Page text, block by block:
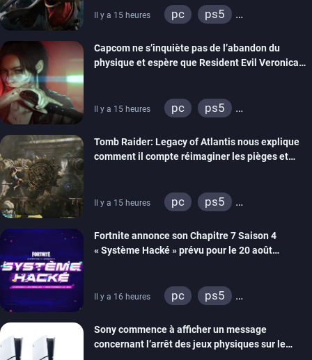
Il y a 15 heures pc
ps5
Capcom ne s’inquiète pas de l’abandon du
physique et espère que Resident Evil Veronica
Il y a 15 heures pc
ps5
Tomb Raider: Legacy of Atlantis nous explique
comment il compte réimaginer les pièges et
Il y a 15 heures pc
ps5
Fortnite annonce son Chapitre 7 Saison 4
« Système Hacké » prévu pour le 20 août
Il y a 16 heures pc
ps5
ios
android
xbox one
switch 2
Sony commence à afficher un message
concernant l’arrêt des jeux physiques sur le